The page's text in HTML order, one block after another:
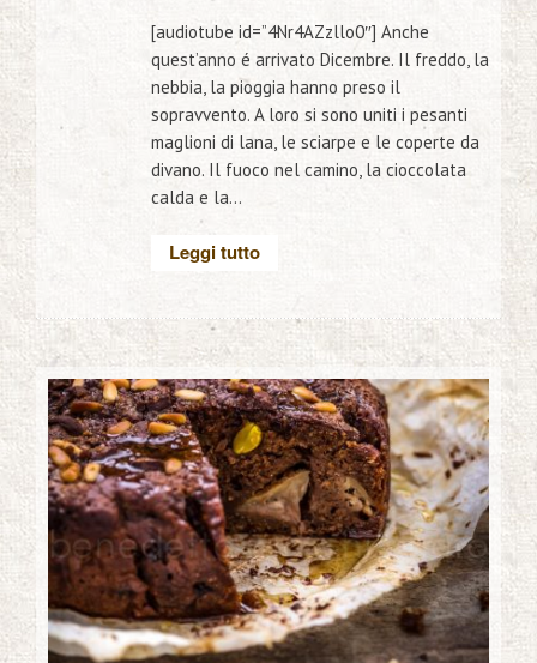
[audiotube id=”4Nr4AZzllo0″] Anche
quest’anno é arrivato Dicembre. Il freddo, la
nebbia, la pioggia hanno preso il
sopravvento. A loro si sono uniti i pesanti
maglioni di lana, le sciarpe e le coperte da
divano. Il fuoco nel camino, la cioccolata
calda e la...
Leggi tutto